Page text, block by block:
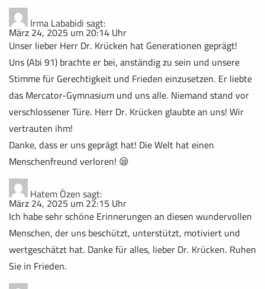
Irma Lababidisagt:
März 24, 2025 um 20:14 Uhr
Unser lieber Herr Dr. Krücken hat Generationen geprägt!
Uns (Abi 91) brachte er bei, anständig zu sein und unsere
Stimme für Gerechtigkeit und Frieden einzusetzen. Er liebte
das Mercator-Gymnasium und uns alle. Niemand stand vor
verschlossener Türe. Herr Dr. Krücken glaubte an uns! Wir
vertrauten ihm!
Danke, dass er uns geprägt hat! Die Welt hat einen
Menschenfreund verloren! 😪
Hatem Özensagt:
März 24, 2025 um 22:15 Uhr
Ich habe sehr schöne Erinnerungen an diesen wundervollen
Menschen, der uns beschützt, unterstützt, motiviert und
wertgeschätzt hat. Danke für alles, lieber Dr. Krücken. Ruhen
Sie in Frieden.